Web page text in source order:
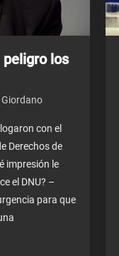
peligro los
con el
Derechos de
impresión le
el DNU? –
para que